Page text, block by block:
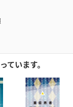
ています。